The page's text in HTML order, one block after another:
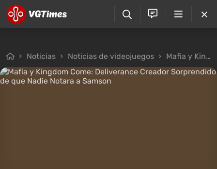
Noticias Noticias de videojuegos Mafia y Kingdom Come: Deliverance Creador Sorprendido de que Nadie Notara a Samson